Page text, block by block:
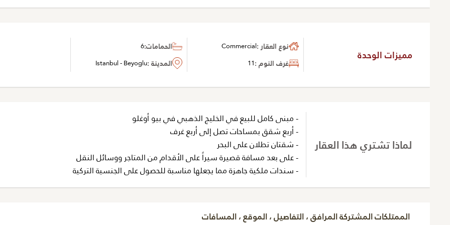
مميزات الوحدة
نوع العقار :Commercial
غرف النوم :11
الحمامات:6
المدينة :Istanbul - Beyoglu
لماذا تشتري هذا العقار
- مبنى كامل للبيع في الخليج الذهبي في بيو أوغلو
- أربع شقق بمساحات تصل إلى أربع غرف
- شقتان تطلان على البحر
- على بعد مسافة قصيرة سيراً على الأقدام من المتاجر ووسائل النقل
- سندات ملكية جاهزة مما يجعلها مناسبة للحصول على الجنسية التركية
الممتلكات المشتركة المرافق ، التفاصيل ، الموقع ، المسافات